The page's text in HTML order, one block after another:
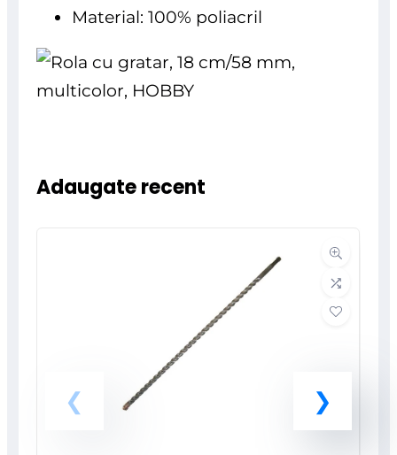
Material: 100% poliacril
Adaugate recent